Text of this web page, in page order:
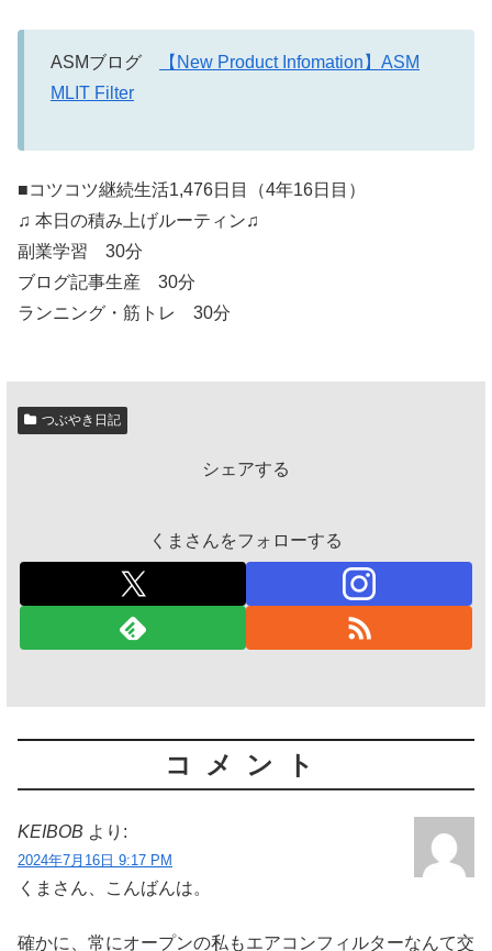
ASMブログ
【New Product Infomation】ASM
MLIT Filter
■コツコツ継続生活1,476日目（4年16日目）
♫ 本日の積み上げルーティン♫
副業学習 30分
ブログ記事生産 30分
ランニング・筋トレ 30分
つぶやき日記
シェアする
くまさんをフォローする
コメント
KEIBOB より:
2024年7月16日 9:17 PM
くまさん、こんばんは。
確かに、常にオープンの私もエアコンフィルターなんて交